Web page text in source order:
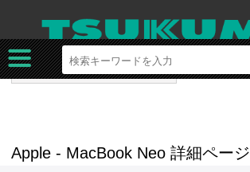
ツクモネットショップ
Apple - MacBook Neo 詳細ページ
Apple - MacBook Neo 詳細ページ